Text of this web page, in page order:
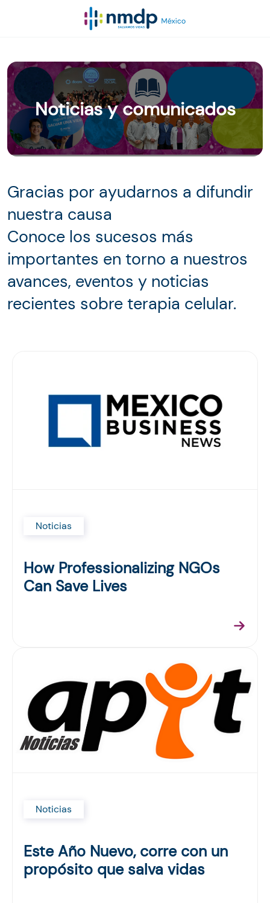
Noticias y comunicados
Gracias por ayudarnos a difundir
nuestra causa
Conoce los sucesos más
importantes en torno a nuestros
avances, eventos y noticias
recientes sobre terapia celular.
Noticias
How Professionalizing NGOs
Can Save Lives
Noticias
Este Año Nuevo, corre con un
propósito que salva vidas